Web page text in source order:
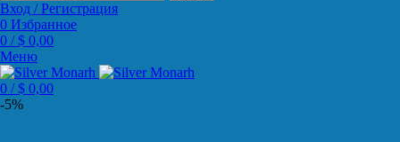
Вход / Регистрация
0 Избранное
0 / $ 0,00
Меню
0 / $ 0,00
-5%